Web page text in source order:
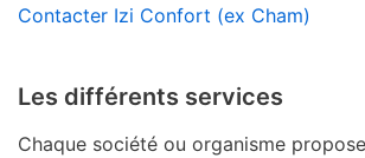
Contacter Izi Confort (ex Cham)
Les différents services
Chaque société ou organisme